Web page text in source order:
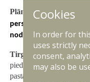
Plānotās iepirkumu
personāla apmācība
nodrošināšanā”
Tirgus izpētes
piedalīšanos tirgus
pasta adresi:
Cookies
In order for
uses strictly
consent,
may also be